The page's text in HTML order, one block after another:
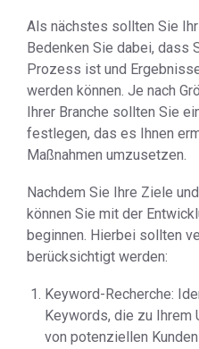
Als nächstes sollten Sie
Bedenken Sie dabei, dass
Prozess ist und
werden können. Je nach
Ihrer Branche sollten Sie
festlegen, das es Ihnen
Maßnahmen umzusetzen.
Nachdem Sie Ihre Ziele
können Sie mit der
beginnen. Hierbei sollten
berücksichtigt werden:
Keyword-Recherche:
Keywords, die zu Ihrem
von potenziellen